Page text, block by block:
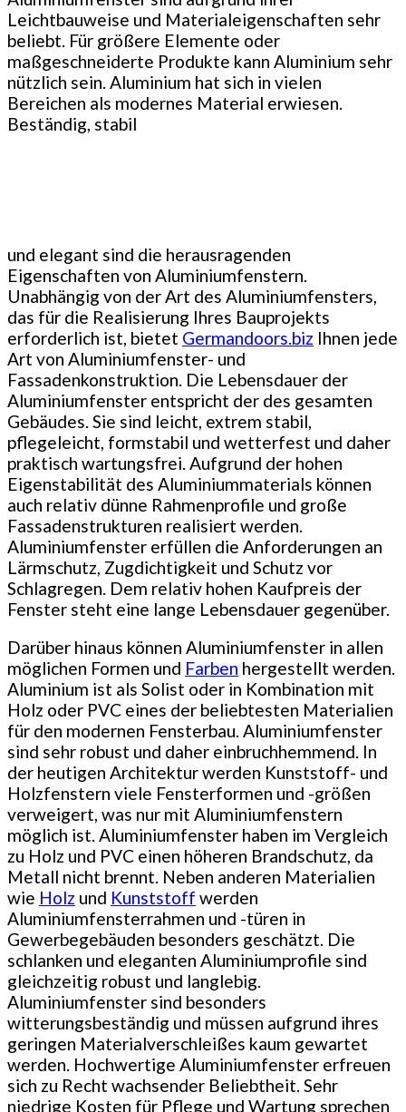
Leichtbauweise und Materialeigenschaften sehr
beliebt. Für größere Elemente oder
maßgeschneiderte Produkte kann Aluminium sehr
nützlich sein. Aluminium hat sich in vielen
Bereichen als modernes Material erwiesen.
Beständig, stabil
und elegant sind die herausragenden
Eigenschaften von Aluminiumfenstern.
Unabhängig von der Art des Aluminiumfensters,
das für die Realisierung Ihres Bauprojekts
erforderlich ist, bietet Germandoors.biz Ihnen jede
Art von Aluminiumfenster- und
Fassadenkonstruktion. Die Lebensdauer der
Aluminiumfenster entspricht der des gesamten
Gebäudes. Sie sind leicht, extrem stabil,
pflegeleicht, formstabil und wetterfest und daher
praktisch wartungsfrei. Aufgrund der hohen
Eigenstabilität des Aluminiummaterials können
auch relativ dünne Rahmenprofile und große
Fassadenstrukturen realisiert werden.
Aluminiumfenster erfüllen die Anforderungen an
Lärmschutz, Zugdichtigkeit und Schutz vor
Schlagregen. Dem relativ hohen Kaufpreis der
Fenster steht eine lange Lebensdauer gegenüber.
Darüber hinaus können Aluminiumfenster in allen
möglichen Formen und Farben hergestellt werden.
Aluminium ist als Solist oder in Kombination mit
Holz oder PVC eines der beliebtesten Materialien
für den modernen Fensterbau. Aluminiumfenster
sind sehr robust und daher einbruchhemmend. In
der heutigen Architektur werden Kunststoff- und
Holzfenstern viele Fensterformen und -größen
verweigert, was nur mit Aluminiumfenstern
möglich ist. Aluminiumfenster haben im Vergleich
zu Holz und PVC einen höheren Brandschutz, da
Metall nicht brennt. Neben anderen Materialien
wie Holz und Kunststoff werden
Aluminiumfensterrahmen und -türen in
Gewerbegebäuden besonders geschätzt. Die
schlanken und eleganten Aluminiumprofile sind
gleichzeitig robust und langlebig.
Aluminiumfenster sind besonders
witterungsbeständig und müssen aufgrund ihres
geringen Materialverschleißes kaum gewartet
werden. Hochwertige Aluminiumfenster erfreuen
sich zu Recht wachsender Beliebtheit. Sehr
niedrige Kosten für Pflege und Wartung sprechen